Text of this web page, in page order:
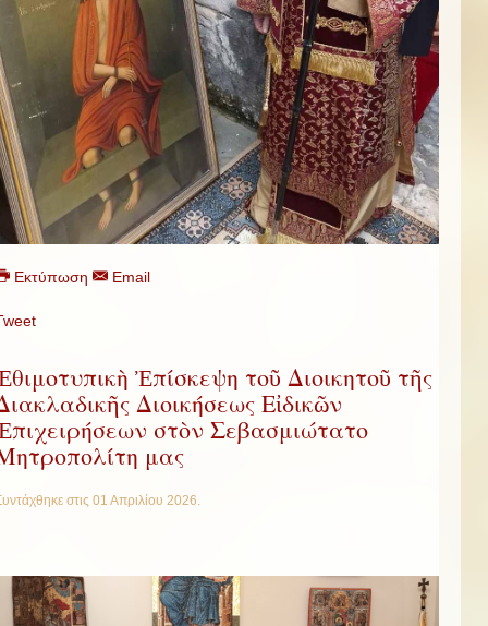
Εκτύπωση Email
Ἐπίσκεψη τοῦ Διοικητοῦ τῆς
Διοικήσεως Εἰδικῶν
στὸν Σεβασμιώτατο
μας
στις 01 Απριλίου 2026